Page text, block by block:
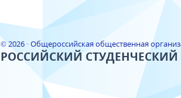
© 2026 · Общероссийская общественная
РОССИЙСКИЙ